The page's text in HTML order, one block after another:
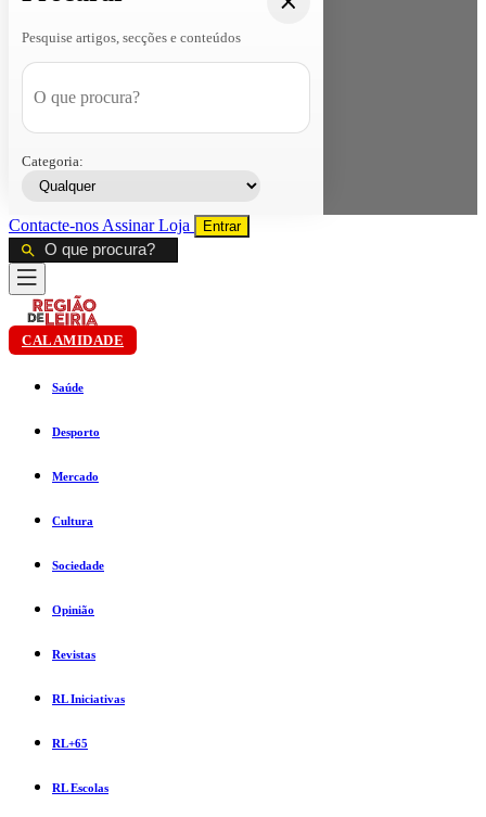
Pesquise artigos, secções e conteúdos
Categoria:
Contacte-nos AssinarLoja Entrar
CALAMIDADE
Saúde
Desporto
Mercado
Cultura
Sociedade
Opinião
Revistas
RL Iniciativas
RL+65
RL Escolas